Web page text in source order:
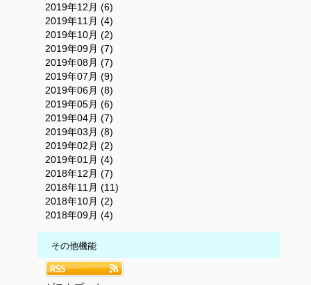
2019年12月 (6)
2019年11月 (4)
2019年10月 (2)
2019年09月 (7)
2019年08月 (7)
2019年07月 (9)
2019年06月 (8)
2019年05月 (6)
2019年04月 (7)
2019年03月 (8)
2019年02月 (2)
2019年01月 (4)
2018年12月 (7)
2018年11月 (11)
2018年10月 (2)
2018年09月 (4)
その他機能